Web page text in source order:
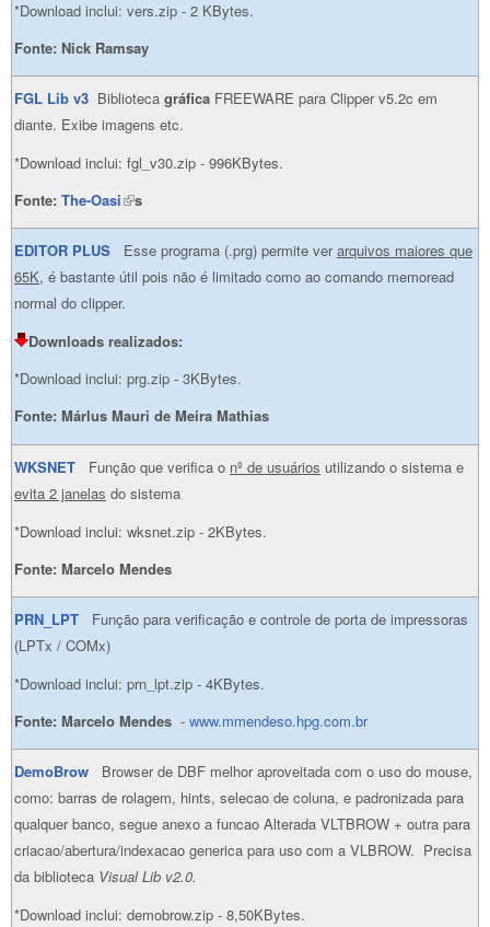
*Download inclui: vers.zip - 2 KBytes.
Fonte: Nick Ramsay
FGL Lib v3 Biblioteca gráfica FREEWARE para Clipper v5.2c em
diante. Exibe imagens etc.
*Download inclui: fgl_v30.zip - 996KBytes.
Fonte: The-Oasi(link is external)
s
EDITOR PLUS Esse programa (.prg) permite verarquivos maiores que
65K, é bastante útil pois não é limitado como ao comando memoread
normal do clipper.
Downloads realizados:
*Download inclui: prg.zip - 3KBytes.
Fonte: Márlus Mauri de Meira Mathias
WKSNET Função que verifica o nº de usuários utilizando o sistema e
evita 2 janelas do sistema
*Download inclui: wksnet.zip - 2KBytes.
Fonte: Marcelo Mendes
PRN_LPT
Função para verificação e controle de porta de impressoras
(LPTx / COMx)
*Download inclui: prn_lpt.zip - 4KBytes.
Fonte: Marcelo Mendes - www.mmendeso.hpg.com.br
DemoBrow
Browser de DBF melhor aproveitada com o uso do mouse,
como: barras de rolagem, hints, selecao de coluna, e padronizada para
qualquer banco, segue anexo a funcao Alterada VLTBROW + outra para
criacao/abertura/indexacao generica para uso com a VLBROW. Precisa
da biblioteca Visual Lib v2.0.
*Download inclui: demobrow.zip - 8,50KBytes.